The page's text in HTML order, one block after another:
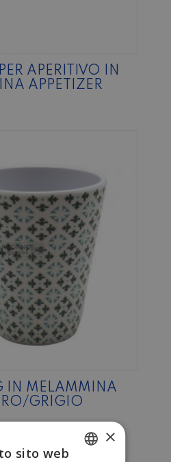
APERITIVO IN
APPETIZER
IN MELAMMINA
GRIGIO
×
sito web